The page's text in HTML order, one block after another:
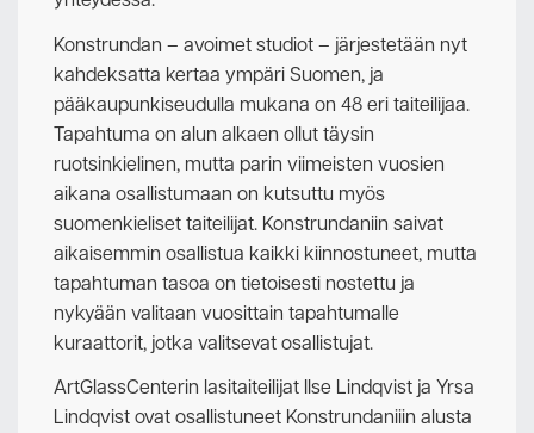
Konstrundan – avoimet studiot – järjestetään nyt
kahdeksatta kertaa ympäri Suomen, ja
pääkaupunkiseudulla mukana on 48 eri taiteilijaa.
Tapahtuma on alun alkaen ollut täysin
ruotsinkielinen, mutta parin viimeisten vuosien
aikana osallistumaan on kutsuttu myös
suomenkieliset taiteilijat. Konstrundaniin saivat
aikaisemmin osallistua kaikki kiinnostuneet, mutta
tapahtuman tasoa on tietoisesti nostettu ja
nykyään valitaan vuosittain tapahtumalle
kuraattorit, jotka valitsevat osallistujat.
ArtGlassCenterin lasitaiteilijat Ilse Lindqvist ja Yrsa
Lindqvist ovat osallistuneet Konstrundaniiin alusta